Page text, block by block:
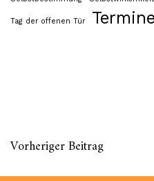
Tag der offenen Tür Termine
Vorheriger Beitrag